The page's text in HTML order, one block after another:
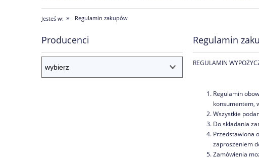
CZĘSTE PYTANIA O NAS
Jesteś w: » Regulamin zakupów
Producenci Regulamin
REGULAMIN
Regulamin
konsumentem,
Wszystkie
Do składania
Przedstawiona
zaproszeniem
Zamówienia